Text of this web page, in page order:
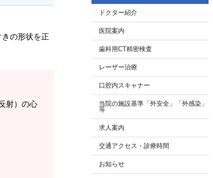
の形状を正
射）の心
ドクター紹介
医院案内
歯科用CT精密検査
レーザー治療
口腔内スキャナー
当院の施設基準「外安全」「外感染」
等
求人案内
交通アクセス・診療時間
お知らせ